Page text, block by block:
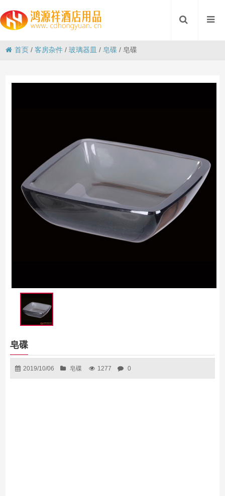
首页 /客房杂件 /玻璃器皿 /皂碟 /皂碟
皂碟
2019/10/06 皂碟 1277 0